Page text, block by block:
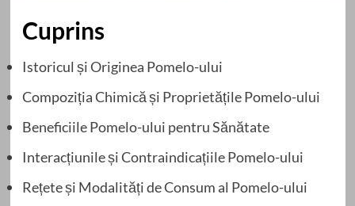
Cuprins
Istoricul și Originea Pomelo-ului
Compoziția Chimică și Proprietățile Pomelo-ului
Beneficiile Pomelo-ului pentru Sănătate
Interacțiunile și Contraindicațiile Pomelo-ului
Rețete și Modalități de Consum al Pomelo-ului